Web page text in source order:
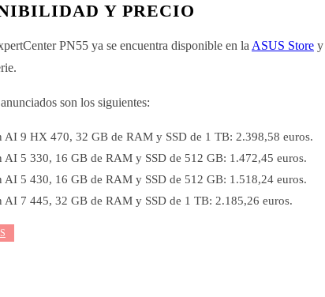
Y PRECIO
PN55 ya se encuentra disponible en la ASUS Store y
son los siguientes:
AI 9 HX 470, 32 GB de RAM y SSD de 1 TB: 2.398,58 euros.
AI 5 330, 16 GB de RAM y SSD de 512 GB: 1.472,45 euros.
AI 5 430, 16 GB de RAM y SSD de 512 GB: 1.518,24 euros.
AI 7 445, 32 GB de RAM y SSD de 1 TB: 2.185,26 euros.